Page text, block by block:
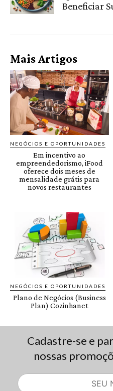
Cadastre-se e
nossas